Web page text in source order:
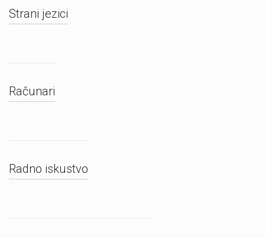
Strani jezici
Računari
Radno iskustvo